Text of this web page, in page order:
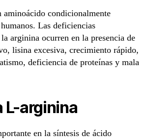
aminoácido condicionalmente
Las deficiencias
arginina ocurren en la presencia de
lisina excesiva, crecimiento rápido,
deficiencia de proteínas y mala
L-arginina
en la síntesis de ácido